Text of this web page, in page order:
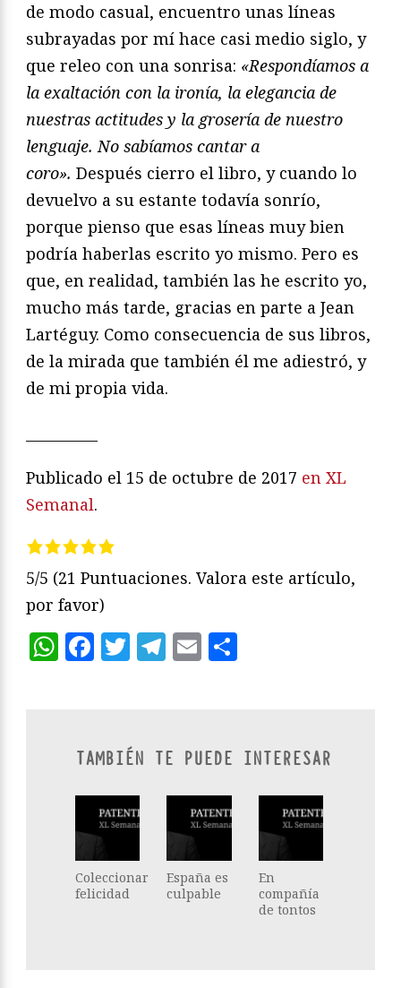
de modo casual, encuentro unas líneas
subrayadas por mí hace casi medio siglo, y
que releo con una sonrisa: «Respondíamos a
la exaltación con la ironía, la elegancia de
nuestras actitudes y la grosería de nuestro
lenguaje. No sabíamos cantar a
coro». Después cierro el libro, y cuando lo
devuelvo a su estante todavía sonrío,
porque pienso que esas líneas muy bien
podría haberlas escrito yo mismo. Pero es
que, en realidad, también las he escrito yo,
mucho más tarde, gracias en parte a Jean
Lartéguy. Como consecuencia de sus libros,
de la mirada que también él me adiestró, y
de mi propia vida.
Publicado el 15 de octubre de 2017 en XL
Semanal.
5/5 (21 Puntuaciones. Valora este artículo,
por favor)
WhatsApp
Facebook
Twitter
Telegram
Email
TAMBIÉN TE PUEDE INTERESAR
Coleccionar
felicidad
España es
culpable
En
compañía
de tontos